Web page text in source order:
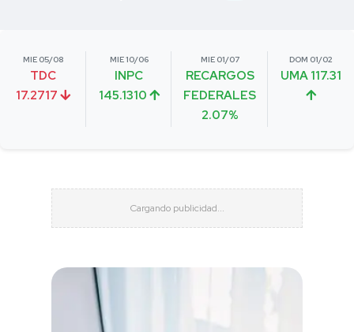
MIE 05/08
TDC
17.2717
MIE 10/06
INPC
145.1310
MIE 01/07
RECARGOS
FEDERALES
2.07%
DOM 01/02
UMA 117.31